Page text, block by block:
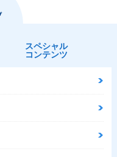
スペシャル
コンテンツ